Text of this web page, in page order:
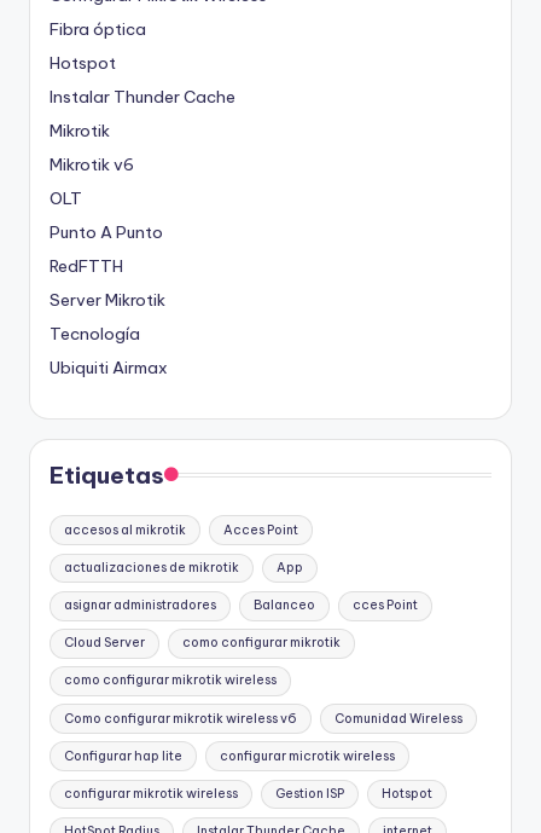
Fibra óptica
Hotspot
Instalar Thunder Cache
Mikrotik
Mikrotik v6
OLT
Punto A Punto
RedFTTH
Server Mikrotik
Tecnología
Ubiquiti Airmax
Etiquetas
accesos al mikrotik Acces Point
actualizaciones de mikrotik App
asignar administradores Balanceo cces Point
Cloud Server como configurar mikrotik
como configurar mikrotik wireless
Como configurar mikrotik wireless v6 Comunidad Wireless
Configurar hap lite configurar microtik wireless
configurar mikrotik wireless Gestion ISP Hotspot